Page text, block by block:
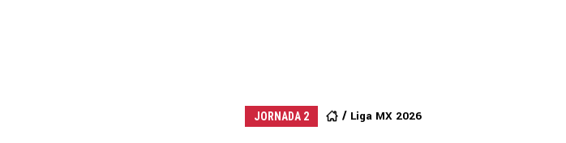
JORNADA 2 Liga MX 2026